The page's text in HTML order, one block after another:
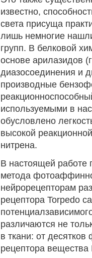
известно,
света присуща
лишь немногие
групп. В белковой
основе арилазидов
диазосоединения и
производные
используемыми в
обусловлено
высокой
нитрена.
В настоящей работе
метода
нейрорецепторам
рецептора Torpedo
различаются не
в ткани: от
рецептора